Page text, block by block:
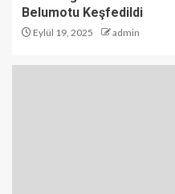
Belumotu Keşfedildi
Eylül 19, 2025 admin